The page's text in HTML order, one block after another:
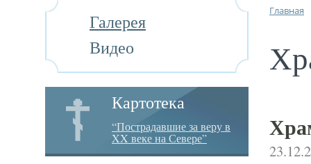
Галерея
Видео
Картотека
“Пострадавшие за веру в
XX веке на Севере”
Главная